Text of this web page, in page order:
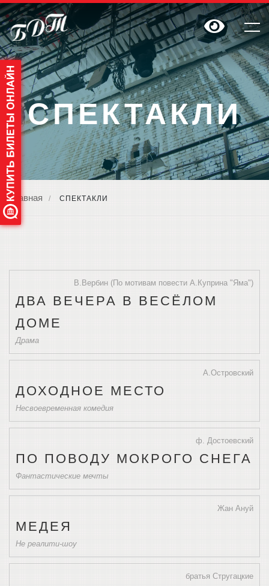
СПЕКТАКЛИ
Главная / СПЕКТАКЛИ
В.Вербин (По мотивам повести А.Куприна "Яма")
ДВА ВЕЧЕРА В ВЕСЁЛОМ
ДОМЕ
Драма
А.Островский
ДОХОДНОЕ МЕСТО
Несвоевременная комедия
ф. Достоевский
ПО ПОВОДУ МОКРОГО СНЕГА
Фантастические мечты
Жан Ануй
МЕДЕЯ
Не реалити-шоу
братья Стругацкие